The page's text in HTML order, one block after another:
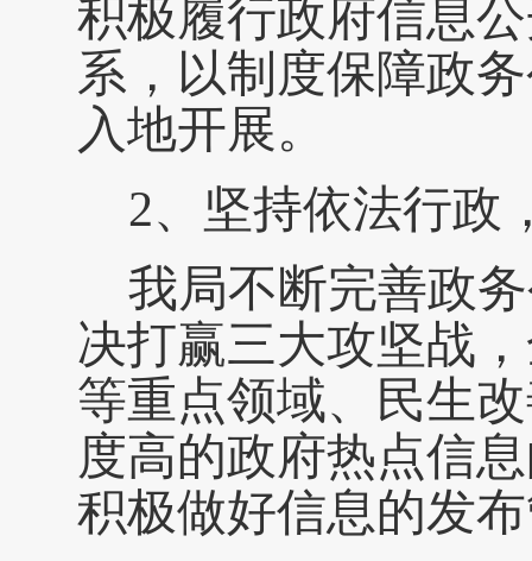
积极履行政府信息
系，以制度保障政
入地开展。
2、坚持依法行政
我局不断完善政
决打赢三大攻坚战
等重点领域、民生
度高的政府热点信
积极做好信息的发